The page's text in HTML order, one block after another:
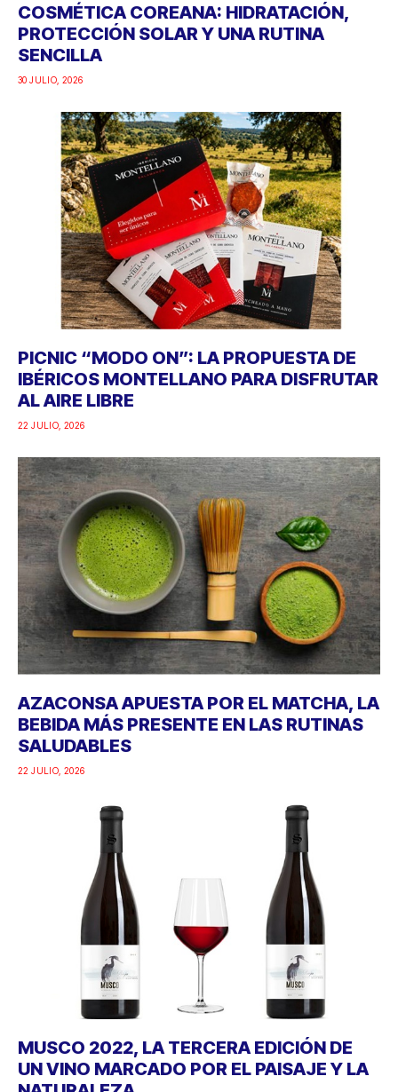
COSMÉTICA COREANA: HIDRATACIÓN,
PROTECCIÓN SOLAR Y UNA RUTINA
SENCILLA
30 JULIO, 2026
PICNIC “MODO ON”: LA PROPUESTA DE
IBÉRICOS MONTELLANO PARA DISFRUTAR
AL AIRE LIBRE
22 JULIO, 2026
AZACONSA APUESTA POR EL MATCHA, LA
BEBIDA MÁS PRESENTE EN LAS RUTINAS
SALUDABLES
22 JULIO, 2026
MUSCO 2022, LA TERCERA EDICIÓN DE
UN VINO MARCADO POR EL PAISAJE Y LA